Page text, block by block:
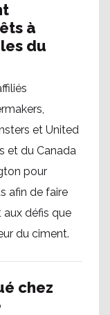
à
du
et United
et du Canada
pour
afin de faire
défis que
du ciment.
chez